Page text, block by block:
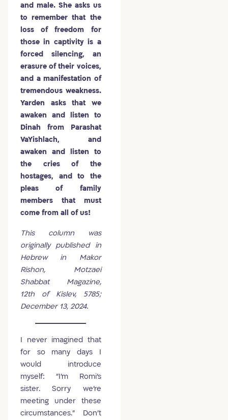
and male. She asks us
to remember that the
loss of freedom for
those in captivity is a
forced silencing, an
erasure of their voices,
and a manifestation of
tremendous weakness.
Yarden asks that we
awaken and listen to
Dinah from Parashat
VaYishlach, and
awaken and listen to
the cries of the
hostages, and to the
pleas of family
members that must
come from all of us!
This column was
originally published in
Hebrew in Makor
Rishon, Motzaei
Shabbat Magazine,
12th of Kislev, 5785;
December 13, 2024.
I never imagined that
for so many days I
would introduce
myself: "I'm Romi's
sister. Sorry we're
meeting under these
circumstances." Don't